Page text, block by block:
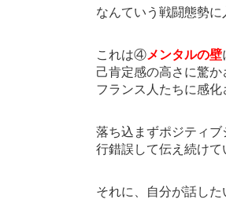
なんていう戦闘態勢に
これは④メンタルの壁
己肯定感の高さに驚
フランス人たちに感化
落ち込まずポジティ
行錯誤して伝え続けて
それに、自分が話した